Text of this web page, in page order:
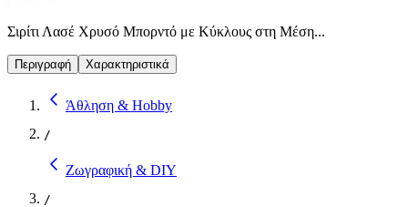
Σιρίτι Λασέ Χρυσό Μπορντό με Κύκλους στη Μέση...
Περιγραφή Χαρακτηριστικά
Άθληση & Hobby
/
Ζωγραφική & DIY
/